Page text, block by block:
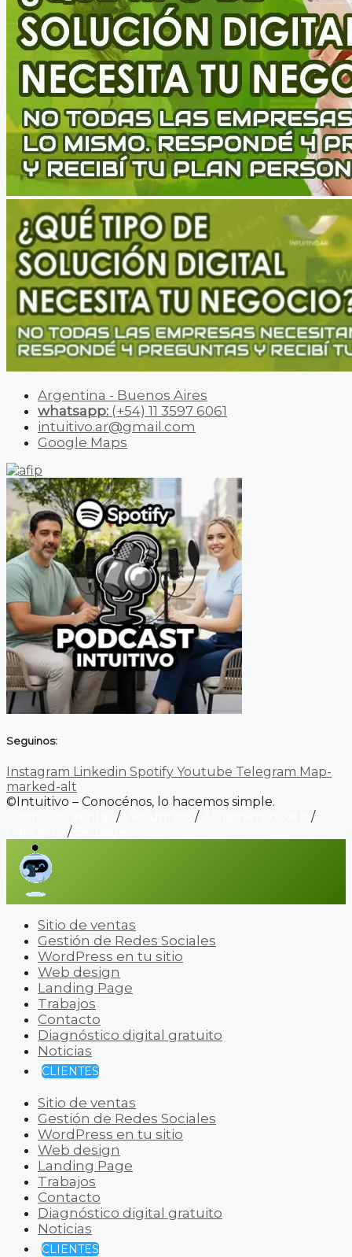
Argentina - Buenos Aires
whatsapp: (+54) 11 3597 6061
intuitivo.ar@gmail.com
Google Maps
Seguinos:
Instagram Linkedin Spotify Youtube Telegram Map-
marked-alt
©Intuitivo – Conocénos, lo hacemos simple.
/ /
/
/
Sitio de ventas
Gestión de Redes Sociales
WordPress en tu sitio
Web design
Landing Page
Trabajos
Contacto
Diagnóstico digital gratuito
Noticias
CLIENTES
Sitio de ventas
Gestión de Redes Sociales
WordPress en tu sitio
Web design
Landing Page
Trabajos
Contacto
Diagnóstico digital gratuito
Noticias
CLIENTES